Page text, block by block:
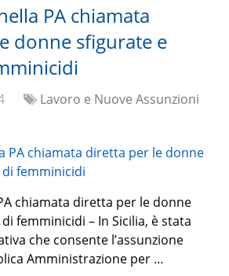
PA chiamata
donne sfigurate e
Lavoro e Nuove Assunzioni
chiamata diretta per le donne
femminicidi – In Sicilia, è stata
che consente l’assunzione
Amministrazione per …